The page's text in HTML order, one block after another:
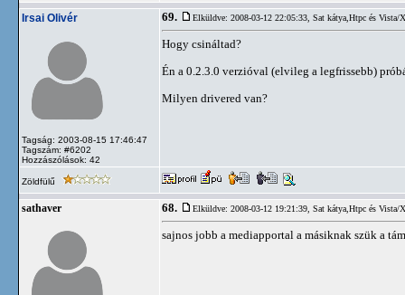
Irsai Olivér
Tagság: 2003-08-15 17:46:47
Tagszám: #6202
Hozzászólások: 42
69. Elküldve: 2008-03-12 22:05:33, Sat kátya,Htpc és Vista/
Hogy csináltad?
Én a 0.2.3.0 verzióval (elvileg a legfrissebb)
Milyen drivered van?
Zöldfülű
sathaver 68. Elküldve: 2008-03-12 19:21:39, Sat kátya,Htpc és Vista/
sajnos jobb a mediapportal a másiknak szük a